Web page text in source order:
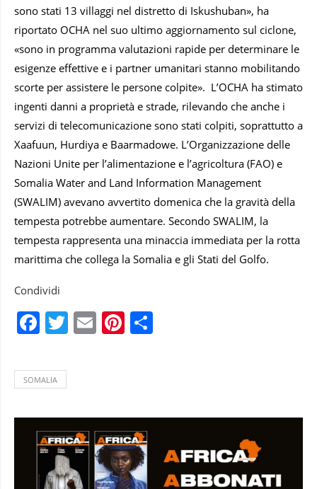
sono stati 13 villaggi nel distretto di Iskushuban», ha
riportato OCHA nel suo ultimo aggiornamento sul ciclone,
«sono in programma valutazioni rapide per determinare le
esigenze effettive e i partner umanitari stanno mobilitando
scorte per assistere le persone colpite». L’OCHA ha stimato
ingenti danni a proprietà e strade, rilevando che anche i
servizi di telecomunicazione sono stati colpiti, soprattutto a
Xaafuun, Hurdiya e Baarmadowe. L’Organizzazione delle
Nazioni Unite per l’alimentazione e l’agricoltura (FAO) e
Somalia Water and Land Information Management
(SWALIM) avevano avvertito domenica che la gravità della
tempesta potrebbe aumentare. Secondo SWALIM, la
tempesta rappresenta una minaccia immediata per la rotta
marittima che collega la Somalia e gli Stati del Golfo.
Condividi
Facebook
Twitter
EmailPinterest
SOMALIA